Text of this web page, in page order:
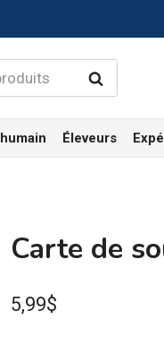
Rechercher
Éleveurs
Carte de
5,99$